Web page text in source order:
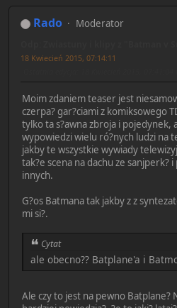
Rado Moderator
18 Kwiecień 2015, 07:14:11
Moim zdaniem teaser jest
czerpa? gar?ciami z komiksowego
tylko ta s?awna zbroja i pojedynek,
wypowiedzi wielu ró?nych ludzi na
jakby te wszystkie wywiady
tak?e scena na dachu ze sanjperk?
innych.
G?os Batmana tak jakby z z
mi si?.
Cytat
ale obecno?? Batplane'a i
Ale czy to jest na pewno Batplane?